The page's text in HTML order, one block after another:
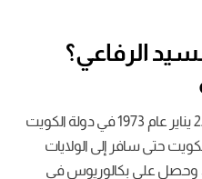
الرفاعي؟
وُلد عبد الوهاب السيد الرفاعي في 22 يناير عام 1973 في دولة الكويت
حتى سافر إلى الولايات
وحصل على بكالوريوس في